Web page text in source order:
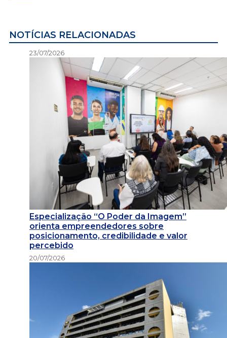
NOTÍCIAS RELACIONADAS
23/07/2026
Especialização “O Poder da Imagem”
orienta empreendedores sobre
posicionamento, credibilidade e valor
percebido
20/07/2026